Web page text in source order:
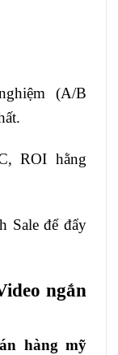
(A/B
ROI hằng
Sale để đẩy
ngắn
hàng mỹ